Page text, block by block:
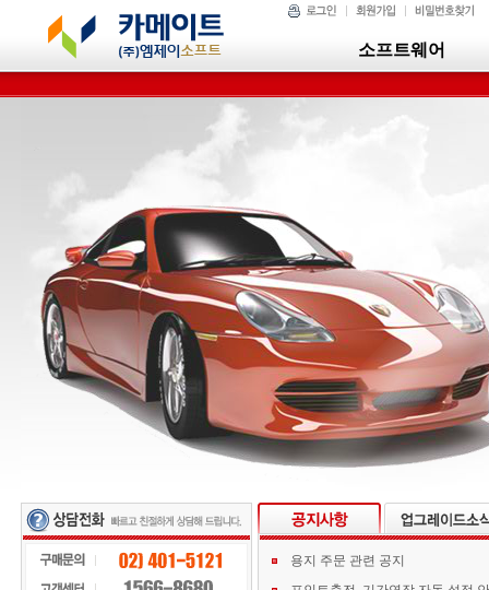
소프트웨어
용지 주문 관련 공지